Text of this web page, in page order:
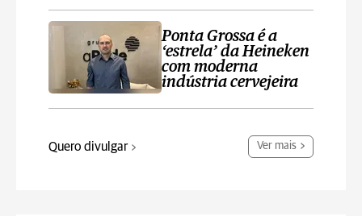
Ponta Grossa é a
‘estrela’ da Heineken
com moderna
indústria cervejeira
Quero divulgar Ver mais